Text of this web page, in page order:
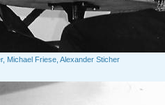
Michael Friese, Alexander Sticher